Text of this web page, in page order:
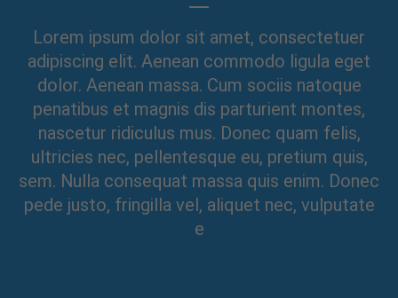
Lorem ipsum dolor sit amet, consectetuer
adipiscing elit. Aenean commodo ligula eget
dolor. Aenean massa. Cum sociis natoque
penatibus et magnis dis parturient montes,
nascetur ridiculus mus. Donec quam felis,
ultricies nec, pellentesque eu, pretium quis,
sem. Nulla consequat massa quis enim. Donec
pede justo, fringilla vel, aliquet nec, vulputate
e